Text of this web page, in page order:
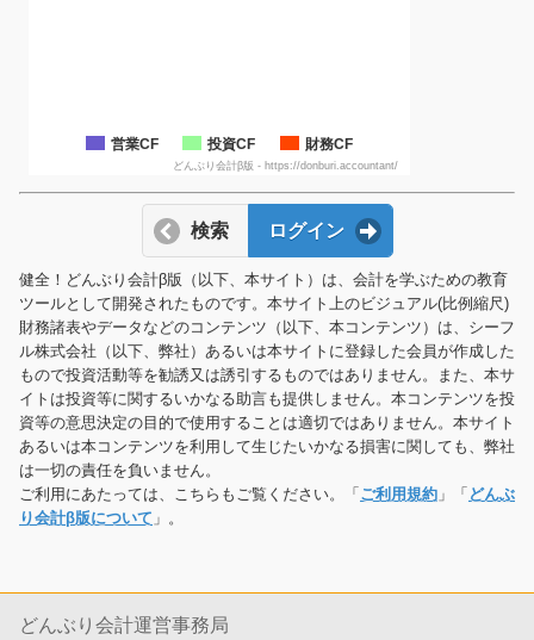
営業CF 投資CF 財務CF
どんぶり会計β版 - https://donburi.accountant/
検索 ログイン
健全！どんぶり会計β版（以下、本サイト）は、会計を学ぶための教育
ツールとして開発されたものです。本サイト上のビジュアル(比例縮尺)
財務諸表やデータなどのコンテンツ（以下、本コンテンツ）は、シーフ
ル株式会社（以下、弊社）あるいは本サイトに登録した会員が作成した
もので投資活動等を勧誘又は誘引するものではありません。また、本サ
イトは投資等に関するいかなる助言も提供しません。本コンテンツを投
資等の意思決定の目的で使用することは適切ではありません。本サイト
あるいは本コンテンツを利用して生じたいかなる損害に関しても、弊社
は一切の責任を負いません。
ご利用にあたっては、こちらもご覧ください。「 ご利用規約 」「 どんぶ
り会計β版について 」。
どんぶり会計運営事務局